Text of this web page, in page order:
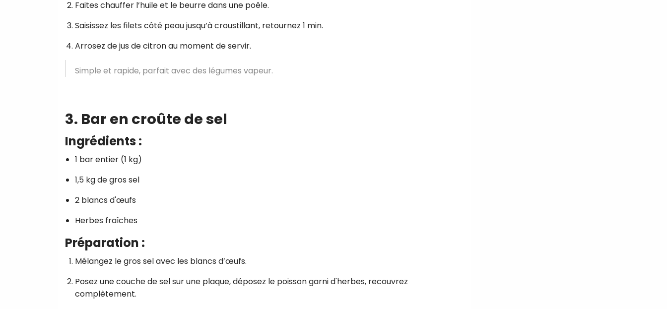
Faites chauffer l’huile et le beurre dans une poêle.
Saisissez les filets côté peau jusqu’à croustillant, retournez 1 min.
Arrosez de jus de citron au moment de servir.
Simple et rapide, parfait avec des légumes vapeur.
3. Bar en croûte de sel
Ingrédients :
1 bar entier (1 kg)
1,5 kg de gros sel
2 blancs d'œufs
Herbes fraîches
Préparation :
Mélangez le gros sel avec les blancs d’œufs.
Posez une couche de sel sur une plaque, déposez le poisson garni d'herbes, recouvrez
complètement.